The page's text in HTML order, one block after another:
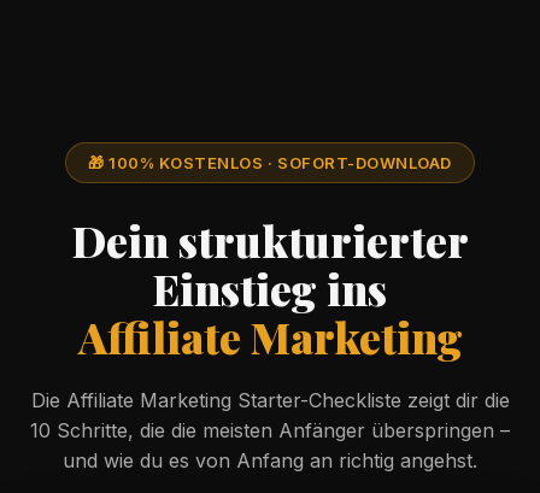
🎁 100% KOSTENLOS · SOFORT-DOWNLOAD
Dein strukturierter
Einstieg ins
Affiliate Marketing
Die Affiliate Marketing Starter-Checkliste zeigt dir die
10 Schritte, die die meisten Anfänger überspringen –
und wie du es von Anfang an richtig angehst.